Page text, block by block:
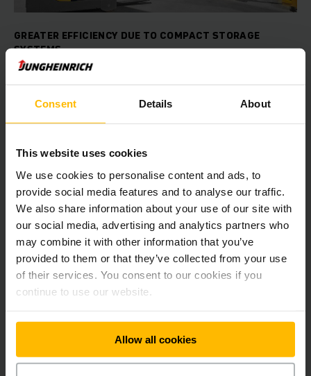
Consent Details About
This website uses cookies
We use cookies to personalise content and ads, to
provide social media features and to analyse our traffic.
We also share information about your use of our site with
our social media, advertising and analytics partners who
may combine it with other information that you’ve
provided to them or that they’ve collected from your use
of their services. You consent to our cookies if you
continue to use our website.
Allow all cookies
GREATER EFFICIENCY DUE TO COMPACT STORAGE
SYSTEMS
Multi-depth storage system saves space
and money
kilograms of breadcrumbs produced every year by Dutch
necessary storage space and also improve efficiency with a
multi-depth storage system.
UZZINĀT VAIRĀK